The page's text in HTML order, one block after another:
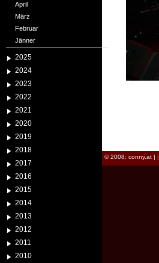
April
März
Februar
Jänner
2025
2024
2023
2022
2021
2020
2019
2018
2017
2016
2015
2014
2013
2012
2011
2010
© 2008: conny.at |